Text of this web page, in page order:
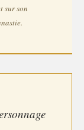
sur son